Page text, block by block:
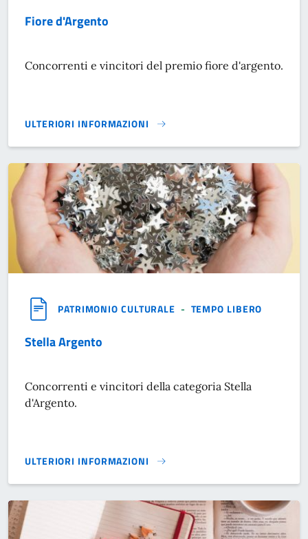
Fiore d'Argento
Concorrenti e vincitori del premio fiore d'argento.
ULTERIORI INFORMAZIONI
FIORE D'ARGENTO}
PATRIMONIO CULTURALE - TEMPO LIBERO
Stella Argento
Concorrenti e vincitori della categoria Stella
d'Argento.
ULTERIORI INFORMAZIONI
STELLA ARGENTO}